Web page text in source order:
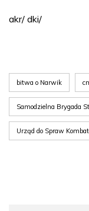
akr/ dki/
bitwa o Narwik
Samodzielna Brygada
Urząd do Spraw